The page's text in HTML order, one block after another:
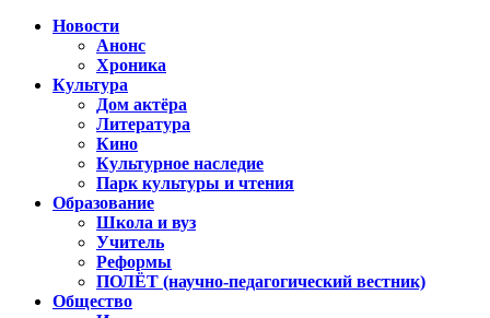
Новости
Анонс
Хроника
Культура
Дом актёра
Литература
Кино
Культурное наследие
Парк культуры и чтения
Образование
Школа и вуз
Учитель
Реформы
ПОЛЁТ (научно-педагогический вестник)
Общество